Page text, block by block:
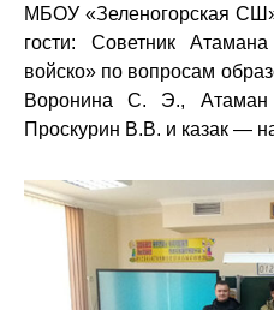
МБОУ «Зеленогорская СШ»
гости: Советник
войско» по вопросам
Воронина С. Э., Атаман
Проскурин В.В. и казак —